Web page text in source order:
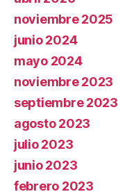
noviembre 2025
junio 2024
mayo 2024
noviembre 2023
septiembre 2023
agosto 2023
julio 2023
junio 2023
febrero 2023